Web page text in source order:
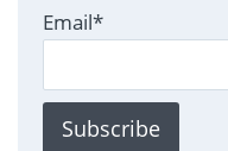
Email*